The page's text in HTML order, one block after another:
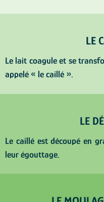
LE
Le lait coagule et se
appelé « le caillé ».
LE
Le caillé est découpé en
leur égouttage.